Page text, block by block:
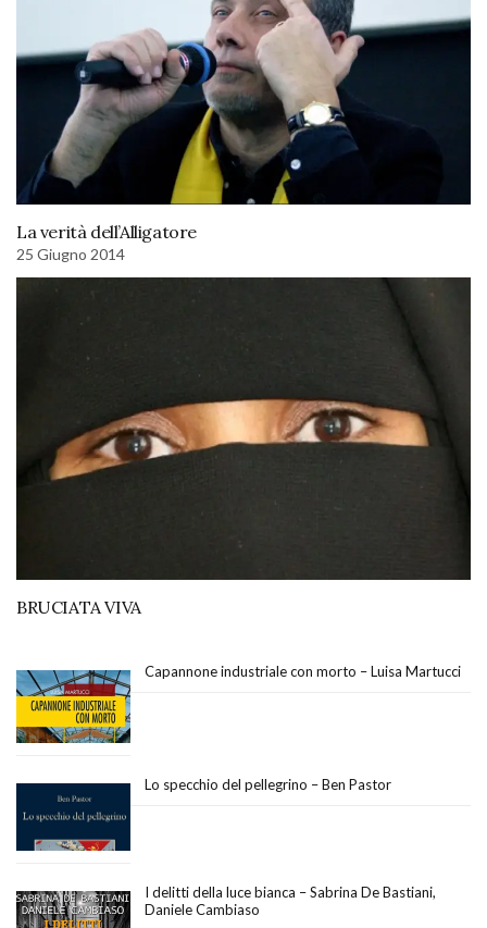
La verità dell’Alligatore
25 Giugno 2014
BRUCIATA VIVA
Capannone industriale con morto – Luisa Martucci
Lo specchio del pellegrino – Ben Pastor
I delitti della luce bianca – Sabrina De Bastiani,
Daniele Cambiaso